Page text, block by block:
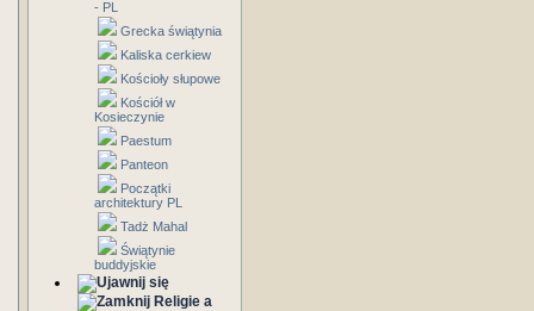
- PL
Grecka świątynia
Kaliska cerkiew
Kościoły słupowe
Kościół w
Kosieczynie
Paestum
Panteon
Początki
architektury PL
Tadż Mahal
Świątynie
buddyjskie
Religie a